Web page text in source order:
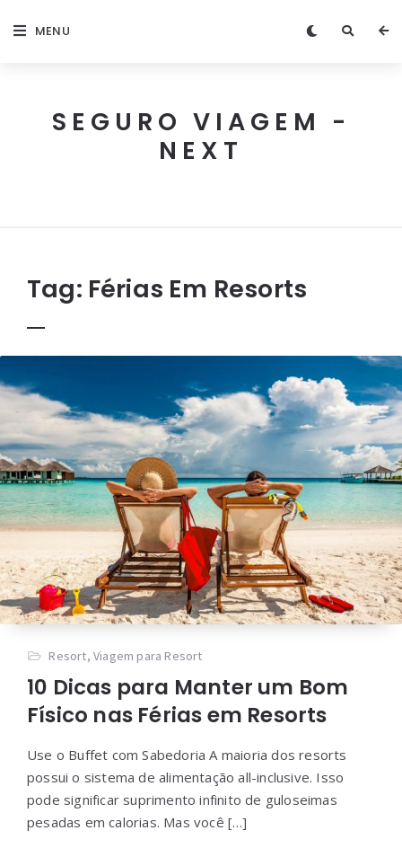
MENU
SEGURO VIAGEM -
NEXT
Tag: Férias Em Resorts
Resort,Viagem para Resort
10 Dicas para Manter um Bom
Físico nas Férias em Resorts
Use o Buffet com Sabedoria A maioria dos resorts
possui o sistema de alimentação all-inclusive. Isso
pode significar suprimento infinito de guloseimas
pesadas em calorias. Mas você […]